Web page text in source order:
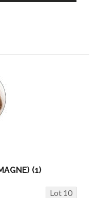
(1)
Lot 10